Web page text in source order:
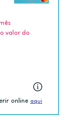
valor do
online aqui